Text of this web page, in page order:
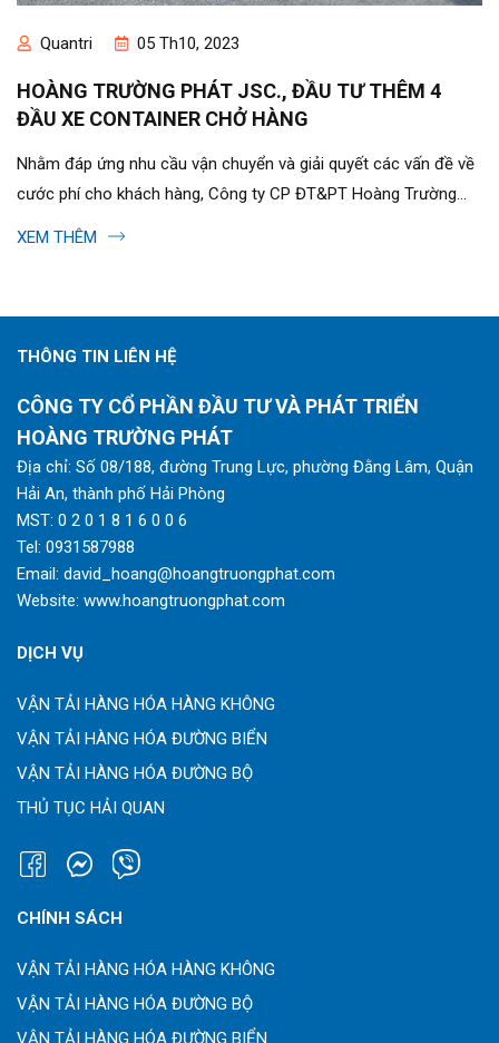
Quantri 05 Th10, 2023
HOÀNG TRƯỜNG PHÁT JSC., ĐẦU TƯ THÊM 4
ĐẦU XE CONTAINER CHỞ HÀNG
Nhằm đáp ứng nhu cầu vận chuyển và giải quyết các vấn đề về
cước phí cho khách hàng, Công ty CP ĐT&PT Hoàng Trường
Phát đầu tư thêm 4...
XEM THÊM
THÔNG TIN LIÊN HỆ
CÔNG TY CỔ PHẦN ĐẦU TƯ VÀ PHÁT TRIỂN
HOÀNG TRƯỜNG PHÁT
Địa chỉ: Số 08/188, đường Trung Lực, phường Đằng Lâm, Quận
Hải An, thành phố Hải Phòng
MST: 0 2 0 1 8 1 6 0 0 6
Tel: 0931587988
Email: david_hoang@hoangtruongphat.com
Website: www.hoangtruongphat.com
DỊCH VỤ
VẬN TẢI HÀNG HÓA HÀNG KHÔNG
VẬN TẢI HÀNG HÓA ĐƯỜNG BIỂN
VẬN TẢI HÀNG HÓA ĐƯỜNG BỘ
THỦ TỤC HẢI QUAN
CHÍNH SÁCH
VẬN TẢI HÀNG HÓA HÀNG KHÔNG
VẬN TẢI HÀNG HÓA ĐƯỜNG BỘ
VẬN TẢI HÀNG HÓA ĐƯỜNG BIỂN